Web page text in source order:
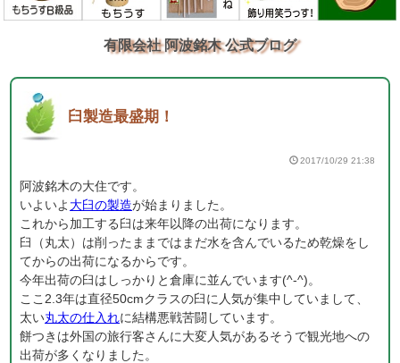
有限会社 阿波銘木 公式ブログ
臼製造最盛期！
2017/10/29 21:38
阿波銘木の大住です。
いよいよ 大臼の製造が始まりました。
これから加工する臼は来年以降の出荷になります。
臼（丸太）は削ったままではまだ水を含んでいるため乾燥をし
てからの出荷になるからです。
今年出荷の臼はしっかりと倉庫に並んでいます(^-^)。
ここ2.3年は直径50cmクラスの臼に人気が集中していまして、
太い丸太の仕入れに結構悪戦苦闘しています。
餅つきは外国の旅行客さんに大変人気があるそうで観光地への
出荷が多くなりました。